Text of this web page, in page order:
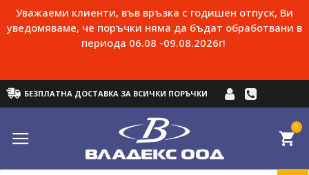
Уважаеми клиенти, във връзка с годишен отпуск, Ви
уведомяваме, че поръчки няма да бъдат обработвани в
периода 06.08 -09.08.2026г!
БЕЗПЛАТНА ДОСТАВКА ЗА ВСИЧКИ ПОРЪЧКИ
0